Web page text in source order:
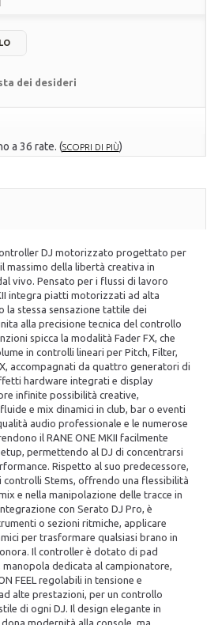
dei desideri
a 36 rate. (SCOPRI DI PIÙ)
DJ motorizzato progettato per
massimo della libertà creativa in
vivo. Pensato per i flussi di lavoro
integra piatti motorizzati ad alta
la stessa sensazione tattile dei
alla precisione tecnica del controllo
spicca la modalità Fader FX, che
in controlli lineari per Pitch, Filter,
accompagnati da quattro generatori di
hardware integrati e display
infinite possibilità creative,
e mix dinamici in club, bar o eventi
audio professionale e le numerose
il RANE ONE MKII facilmente
permettendo al DJ di concentrarsi
Rispetto al suo predecessore,
controlli Stems, offrendo una flessibilità
e nella manipolazione delle tracce in
con Serato DJ Pro, è
o sezioni ritmiche, applicare
per trasformare qualsiasi brano in
Il controller è dotato di pad
dedicata al campionatore,
FEEL regolabili in tensione e
alte prestazioni, per un controllo
di ogni DJ. Il design elegante in